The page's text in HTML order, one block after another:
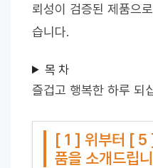
뢰성이 검증된 제품으
습니다.
목 차
즐겁고 행복한 하루 되
[ 1 ] 위부터 [ 5
품을 소개드립